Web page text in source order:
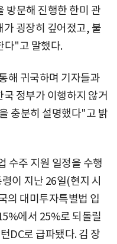
방문해 진행한 한미 관
굉장히 깊어졌고, 불
다"고 말했다.
해 귀국하며 기자들과
정부가 이행하지 않거
충분히 설명했다"고 밝
수주 지원 일정을 수행
이 지난 26일(현지 시
의 대미투자특별법 입
에서 25%로 되돌릴
DC로 급파됐다. 김 장